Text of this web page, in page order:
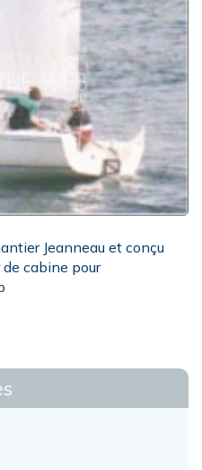
Jeanneau et conçu
de cabine pour